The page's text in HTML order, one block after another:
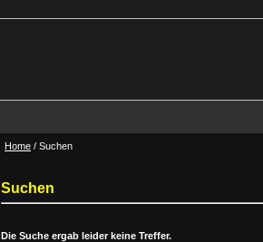
Home / Suchen
Suchen
Die Suche ergab leider keine Treffer.